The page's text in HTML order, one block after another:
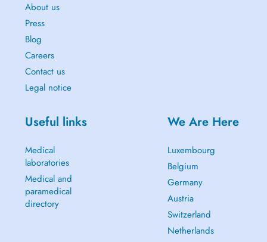
About us
Press
Blog
Careers
Contact us
Legal notice
Useful links
Medical
laboratories
Medical and
paramedical
directory
We Are Here
Luxembourg
Belgium
Germany
Austria
Switzerland
Netherlands